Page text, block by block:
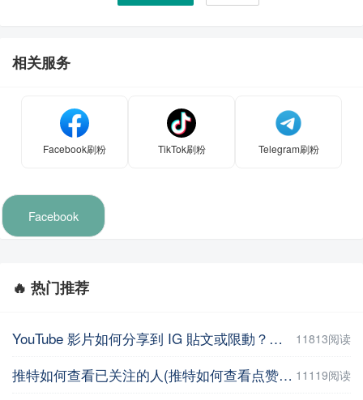
相关服务
Facebook刷粉 TikTok刷粉 Telegram刷粉
Facebook
🔥 热门推荐
YouTube 影片如何分享到 IG 貼文或限動？教你用這招【Facebook教程】 11813阅读
推特如何查看已关注的人(推特如何查看点赞记录) 11119阅读